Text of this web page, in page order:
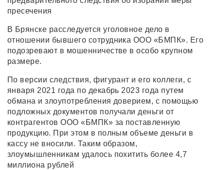
пресечения
В Брянске расследуется уголовное дело в
отношении бывшего сотрудника ООО «БМПК». Его
подозревают в мошенничестве в особо крупном
размере.
По версии следствия, фигурант и его коллеги, с
января 2021 года по декабрь 2023 года путем
обмана и злоупотребления доверием, с помощью
подложных документов получали деньги от
контрагентов ООО «БМПК» за поставленную
продукцию. При этом в полным объеме деньги в
кассу не вносили. Таким образом,
злоумышленникам удалось похитить более 4,7
миллиона рублей